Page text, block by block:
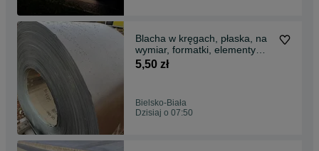
Blacha w kręgach, płaska, na
wymiar, formatki, elementy
gięte
5,50 zł
Bielsko-Biała
Dzisiaj o 07:50